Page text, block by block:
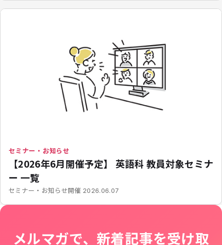
セミナー・お知らせ
【2026年6月開催予定】 英語科 教員対象セミナ
ー 一覧
セミナー・お知らせ開催 2026.06.07
メルマガで、新着記事を受け取